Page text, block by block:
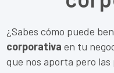
¿Sabes cómo puede
corporativaen tu
que nos aporta pero